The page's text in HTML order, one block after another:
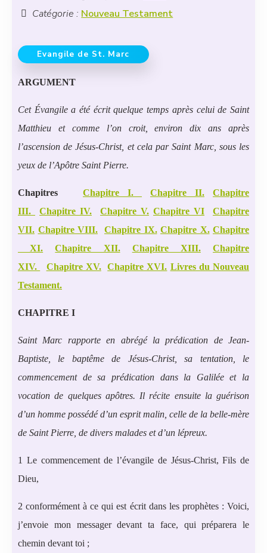
Catégorie : Nouveau Testament
Evangile de St. Marc
ARGUMENT
Cet Évangile a été écrit quelque temps après celui de Saint
Matthieu et comme l’on croit, environ dix ans après
l’ascension de Jésus-Christ, et cela par Saint Marc, sous les
yeux de l’Apôtre Saint Pierre.
Chapitres Chapitre I. Chapitre II.
Chapitre
III.
Chapitre IV. Chapitre V. Chapitre VI
Chapitre
VII. Chapitre VIII. Chapitre IX. Chapitre X. Chapitre
XI.
Chapitre XII. Chapitre XIII.
Chapitre
XIV.
Chapitre XV. Chapitre XVI. Livres du Nouveau
Testament.
CHAPITRE I
Saint Marc rapporte en abrégé la prédication de Jean-
Baptiste, le baptême de Jésus-Christ, sa tentation, le
commencement de sa prédication dans la Galilée et la
vocation de quelques apôtres. Il récite ensuite la guérison
d’un homme possédé d’un esprit malin, celle de la belle-mère
de Saint Pierre, de divers malades et d’un lépreux.
1 Le commencement de l’évangile de Jésus-Christ, Fils de
Dieu,
2 conformément à ce qui est écrit dans les prophètes : Voici,
j’envoie mon messager devant ta face, qui préparera le
chemin devant toi ;